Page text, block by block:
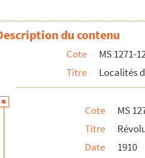
du contenu
Cote
MS 1271-
Titre
Localités
Cote
MS
Titre
Date
1910